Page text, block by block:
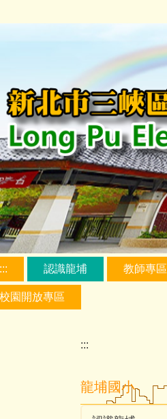
到
容
區
::: 認識龍埔 教師專區
校園開放專區
:::
龍埔國小